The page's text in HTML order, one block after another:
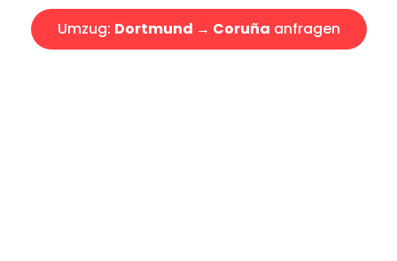
Umzug: Dortmund → Coruña anfragen